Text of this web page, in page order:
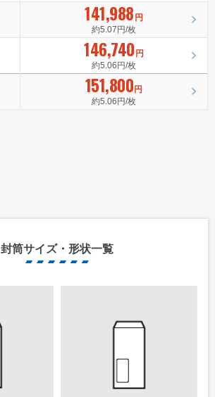
141,988 円
約5.07円/枚
146,740 円
約5.06円/枚
151,800 円
約5.06円/枚
封筒サイズ・形状一覧